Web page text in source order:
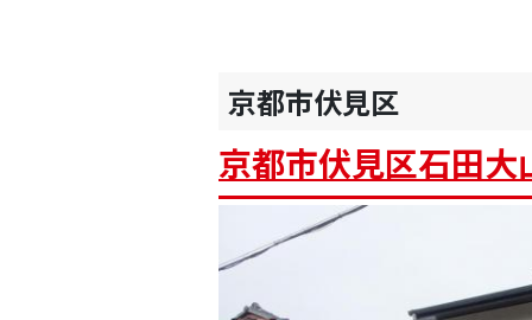
京都市伏見区
京都市伏見区石田大